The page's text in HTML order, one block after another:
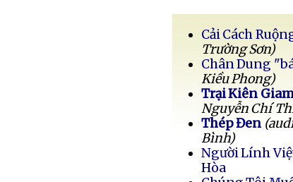
Cải Cách
Trường Sơn)
Chân Dung
Kiều Phong)
Trại Kiên
Nguyễn Chí
Thép Đen
Bình)
Người Lính
Hòa